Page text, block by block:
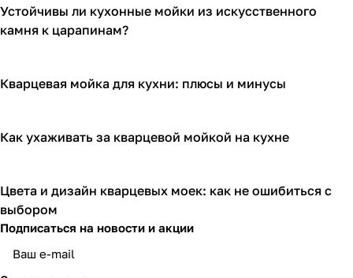
Устойчивы ли кухонные мойки из искусственного
камня к царапинам?
Кварцевая мойка для кухни: плюсы и минусы
Как ухаживать за кварцевой мойкой на кухне
Цвета и дизайн кварцевых моек: как не ошибиться с
выбором
Подписаться на новости и акции